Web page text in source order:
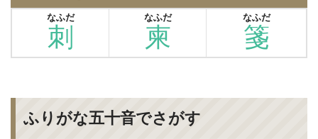
刺
なふだ
柬
なふだ
箋
なふだ
ふりがな五十音でさがす